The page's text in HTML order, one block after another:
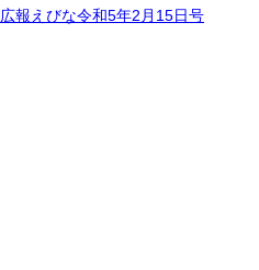
広報えびな令和5年2月15日号